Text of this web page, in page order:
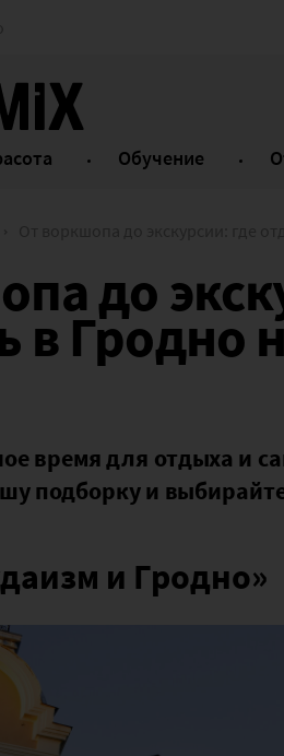
Обучение
до
в Гродно
время для отдыха и
подборку и
и Гродно»